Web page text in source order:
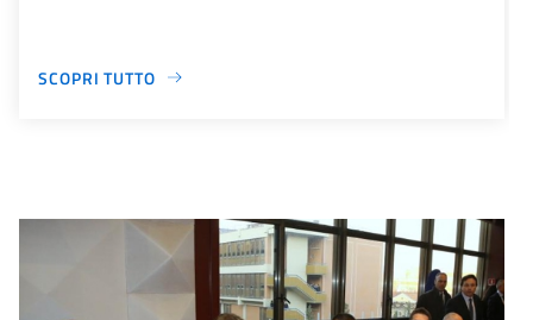
SCOPRI TUTTO